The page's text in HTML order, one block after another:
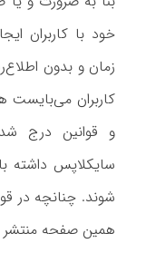
خود با کاربران
زمان و بدون
کاربران می‌بایست
و قوانین درج
سایکلاپس داشته
شوند. چنانچه در
همین صفحه منتشر